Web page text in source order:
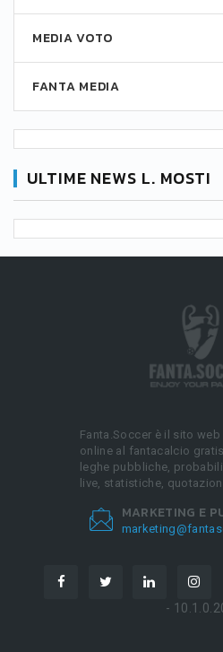
MEDIA VOTO
FANTA MEDIA
ULTIME NEWS L. MOSTI
Fanta.Soccer è il sito
online al fantacalcio
leghe pubbliche,
live, statistiche,
MARKETING E
-